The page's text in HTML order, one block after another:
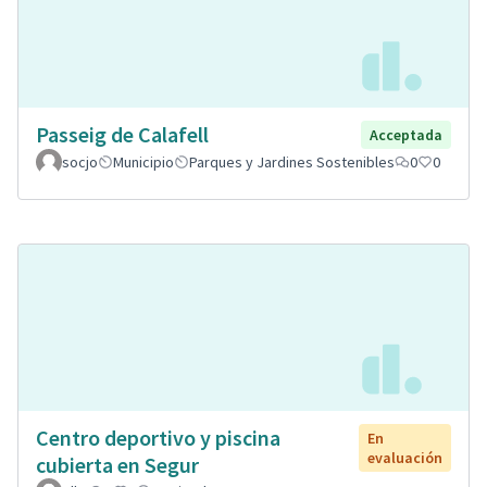
Passeig de Calafell
Acceptada
socjo
Municipio Parques y Jardines Sostenibles 0 0
Centro deportivo y piscina
cubierta en Segur
En
evaluación